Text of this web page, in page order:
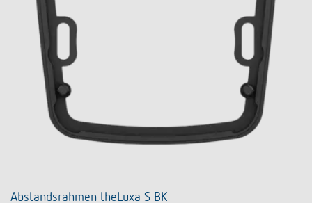
Abstandsrahmen theLuxa S BK